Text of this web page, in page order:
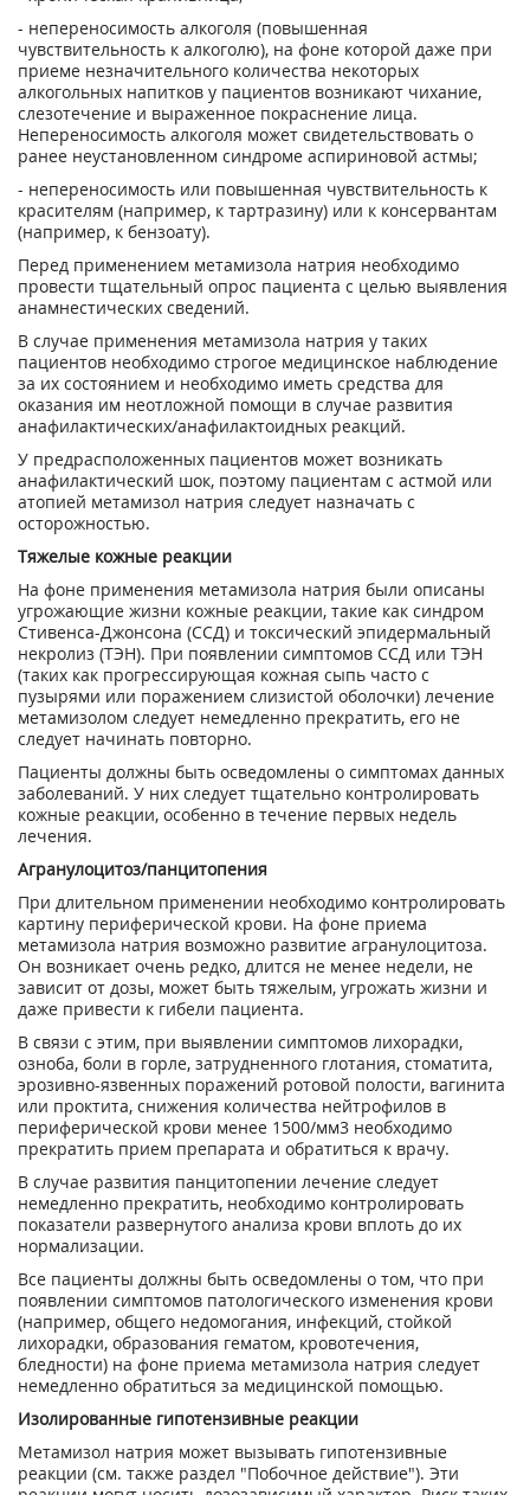
- непереносимость алкоголя (повышенная
чувствительность к алкоголю), на фоне которой даже при
приеме незначительного количества некоторых
алкогольных напитков у пациентов возникают чихание,
слезотечение и выраженное покраснение лица.
Непереносимость алкоголя может свидетельствовать о
ранее неустановленном синдроме аспириновой астмы;
- непереносимость или повышенная чувствительность к
красителям (например, к тартразину) или к консервантам
(например, к бензоату).
Перед применением метамизола натрия необходимо
провести тщательный опрос пациента с целью выявления
анамнестических сведений.
В случае применения метамизола натрия у таких
пациентов необходимо строгое медицинское наблюдение
за их состоянием и необходимо иметь средства для
оказания им неотложной помощи в случае развития
анафилактических/анафилактоидных реакций.
У предрасположенных пациентов может возникать
анафилактический шок, поэтому пациентам с астмой или
атопией метамизол натрия следует назначать с
осторожностью.
Тяжелые кожные реакции
На фоне применения метамизола натрия были описаны
угрожающие жизни кожные реакции, такие как синдром
Стивенса-Джонсона (ССД) и токсический эпидермальный
некролиз (ТЭН). При появлении симптомов ССД или ТЭН
(таких как прогрессирующая кожная сыпь часто с
пузырями или поражением слизистой оболочки) лечение
метамизолом следует немедленно прекратить, его не
следует начинать повторно.
Пациенты должны быть осведомлены о симптомах данных
заболеваний. У них следует тщательно контролировать
кожные реакции, особенно в течение первых недель
лечения.
Агранулоцитоз/панцитопения
При длительном применении необходимо контролировать
картину периферической крови. На фоне приема
метамизола натрия возможно развитие агранулоцитоза.
Он возникает очень редко, длится не менее недели, не
зависит от дозы, может быть тяжелым, угрожать жизни и
даже привести к гибели пациента.
В связи с этим, при выявлении симптомов лихорадки,
озноба, боли в горле, затрудненного глотания, стоматита,
эрозивно-язвенных поражений ротовой полости, вагинита
или проктита, снижения количества нейтрофилов в
периферической крови менее 1500/мм3 необходимо
прекратить прием препарата и обратиться к врачу.
В случае развития панцитопении лечение следует
немедленно прекратить, необходимо контролировать
показатели развернутого анализа крови вплоть до их
нормализации.
Все пациенты должны быть осведомлены о том, что при
появлении симптомов патологического изменения крови
(например, общего недомогания, инфекций, стойкой
лихорадки, образования гематом, кровотечения,
бледности) на фоне приема метамизола натрия следует
немедленно обратиться за медицинской помощью.
Изолированные гипотензивные реакции
Метамизол натрия может вызывать гипотензивные
реакции (см. также раздел "Побочное действие"). Эти